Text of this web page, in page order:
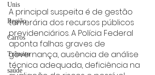
Unis
Região
Carros
Trânsito
saúde
A principal suspeita é de gestão
temerária dos recursos públicos
previdenciários. A Polícia Federal
aponta falhas graves de
governança, ausência de análise
técnica adequada, deficiência na